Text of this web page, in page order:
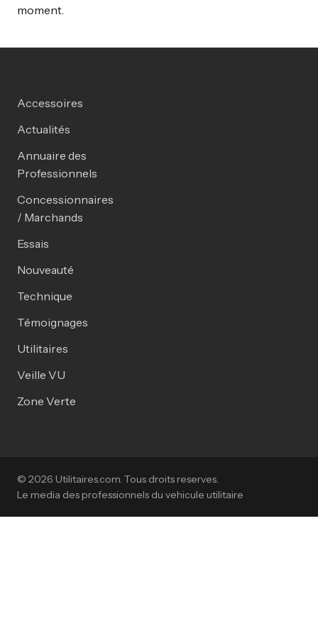
moment.
Accessoires
Actualités
Annuaire des
Professionnels
Concessionnaires
/ Marchands
Essais
Nouveauté
Technique
Témoignages
Utilitaires
Veille VU
Zone Verte
© 2026 Utilitaires.com. Tous droits reserves.
Le media des professionnels du vehicule utilitaire